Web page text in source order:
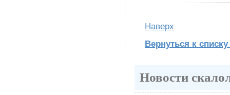
Наверх
Вернуться к списку
Новости